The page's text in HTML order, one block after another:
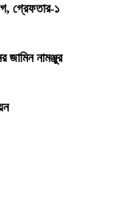
গ্রেফতার-১
নামঞ্জুর